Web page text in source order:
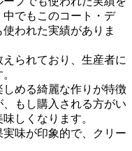
でもこのコート・デ
われた実績がありま
られており、生産者に
める綺麗な作りが特徴
もし購入される方がい
しくなります。
味が印象的で、クリー